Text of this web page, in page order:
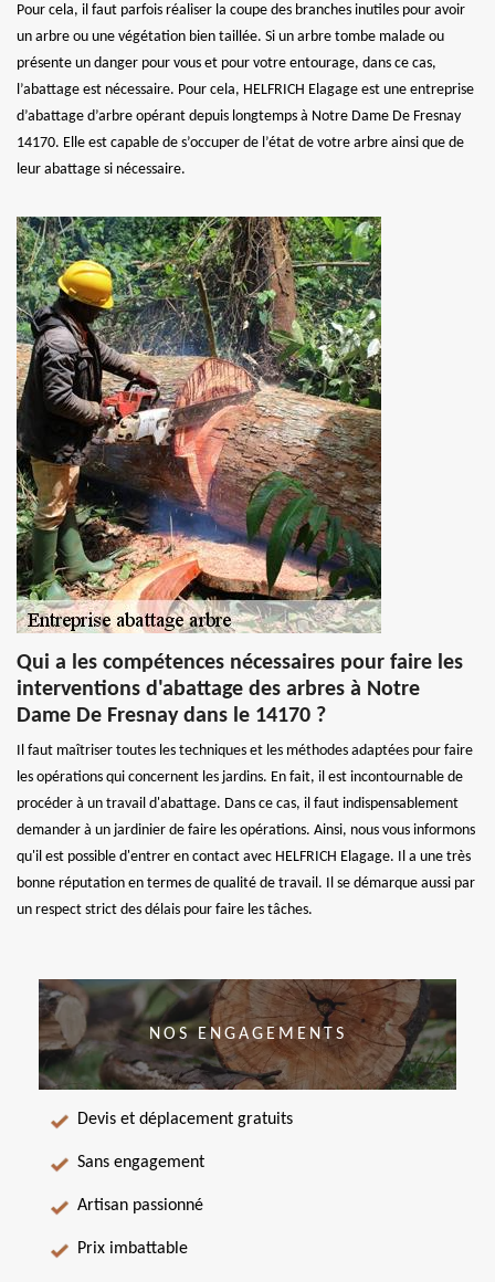
Pour cela, il faut parfois réaliser la coupe des branches inutiles pour avoir
un arbre ou une végétation bien taillée. Si un arbre tombe malade ou
présente un danger pour vous et pour votre entourage, dans ce cas,
l’abattage est nécessaire. Pour cela, HELFRICH Elagage est une entreprise
d’abattage d’arbre opérant depuis longtemps à Notre Dame De Fresnay
14170. Elle est capable de s’occuper de l’état de votre arbre ainsi que de
leur abattage si nécessaire.
Qui a les compétences nécessaires pour faire les
interventions d'abattage des arbres à Notre
Dame De Fresnay dans le 14170 ?
Il faut maîtriser toutes les techniques et les méthodes adaptées pour faire
les opérations qui concernent les jardins. En fait, il est incontournable de
procéder à un travail d'abattage. Dans ce cas, il faut indispensablement
demander à un jardinier de faire les opérations. Ainsi, nous vous informons
qu'il est possible d'entrer en contact avec HELFRICH Elagage. Il a une très
bonne réputation en termes de qualité de travail. Il se démarque aussi par
un respect strict des délais pour faire les tâches.
NOS ENGAGEMENTS
Devis et déplacement gratuits
Sans engagement
Artisan passionné
Prix imbattable